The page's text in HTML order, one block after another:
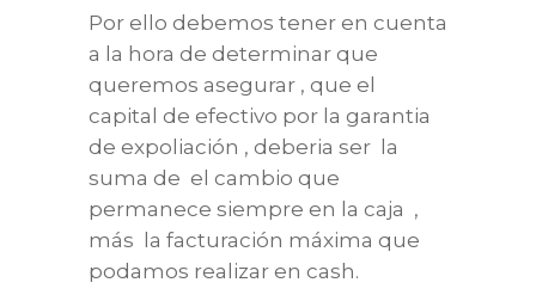
Por ello debemos tener en cuenta
a la hora de determinar que
queremos asegurar , que el
capital de efectivo por la garantia
de expoliación , deberia ser la
suma de el cambio que
permanece siempre en la caja ,
más la facturación máxima que
podamos realizar en cash.